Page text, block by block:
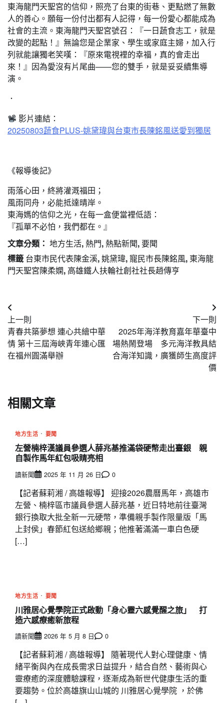
東海龍門天聖宮的信仰，照亮了台東的街巷、更點燃了無數
人的善心。願每一份付出都有人記得，每一份愛心都能成為
社會的主流。東海龍門天聖宮號召：『一日蔬食志工，就是
改變的起點！』無論您是企業家、學生或家庭主婦，加入行
列就能讓獨老笑嘆：『原來電視裡的幸福，真的會走出
來！』因為愛沒有片尾曲——您的雙手，就是妥妥續集導
演。
．
影片連結：
20250803蔬食PLUS-姚黛瑋與台東市長陳銘風送愛到獨居
《報導後記》
雨落心田，終將灌溉福田；
風雨同舟，必能抵達晴岸。
東海媽的信仰之光，在每一盒便當裡低語：
『孤單不必怕，我們都在。』
文章分類： 地方生活, 熱門, 熱點新聞,要聞
標籤 台東市民代表陳金溪,姚黛瑋,寵民市長陳銘風, 東海龍
門天聖宮陳柔嫻, 高雄鐵人扶輪社創社社長趙傳亨
文
章
導
覽
上一則
青春共築夢想 連心共繪中華
情 第十三屆海峽青年連心匯
在福州圓滿舉辦
下一則
2025年海洋教育嘉年華臺中
場熱鬧登場 多元海洋教具結
合海洋知識，廣獲師生高度評
價
相關文章
地方生活 要聞
左營楠梓漢議員參選人薛兆基推滿袋硬幣走出臺銀 親
自製作馬年紅包吸睛亮相
讀新聞 2025 年 11 月 26 日 0
【記者蘇莉湘 / 高雄報導】 迎接2026農曆馬年，高雄市
左營、楠梓區市議員參選人薛兆基，近日特地前往臺灣
銀行換取大批全新一元硬幣，準備親手製作限量版「馬
上封侯」春節紅包送給鄉親；他推著滿滿一車白色硬
[…]
地方生活 要聞
川雅居心覺學院正式啟動「身心靈六感覺醒之旅」 打
造六感療癒新旅程
讀新聞 2026 年 5 月 8 日 0
【記者蘇莉湘 / 高雄報導】 隨著現代人對心理健康、情
緒平衡與內在成長需求日益提升，結合自然、藝術與心
靈療癒的深度體驗課程，逐漸成為新世代健康生活的重
要趨勢。位於高雄旗山山城的 川雅居心覺學院 ，於佛